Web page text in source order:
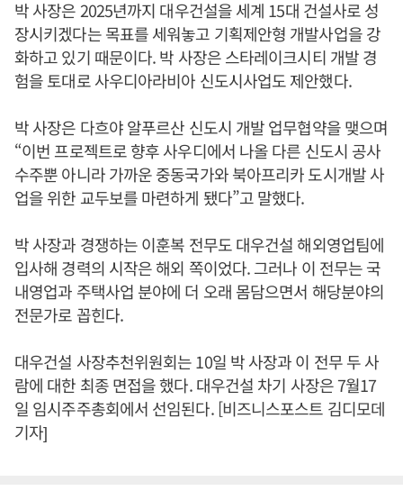
박 사장은 2025년까지 대우건설을 세계 15대 건설사로 성
장시키겠다는 목표를 세워놓고 기획제안형 개발사업을 강
화하고 있기 때문이다. 박 사장은 스타레이크시티 개발 경
험을 토대로 사우디아라비아 신도시사업도 제안했다.
박 사장은 다흐야 알푸르산 신도시 개발 업무협약을 맺으며
“이번 프로젝트로 향후 사우디에서 나올 다른 신도시 공사
수주뿐 아니라 가까운 중동국가와 북아프리카 도시개발 사
업을 위한 교두보를 마련하게 됐다”고 말했다.
박 사장과 경쟁하는 이훈복 전무도 대우건설 해외영업팀에
입사해 경력의 시작은 해외 쪽이었다. 그러나 이 전무는 국
내영업과 주택사업 분야에 더 오래 몸담으면서 해당분야의
전문가로 꼽힌다.
대우건설 사장추천위원회는 10일 박 사장과 이 전무 두 사
람에 대한 최종 면접을 했다. 대우건설 차기 사장은 7월17
일 임시주주총회에서 선임된다. [비즈니스포스트 김디모데
기자]